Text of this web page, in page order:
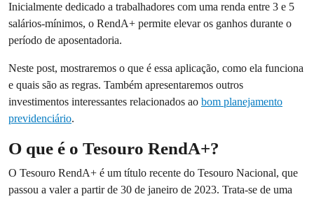
Inicialmente dedicado a trabalhadores com uma renda entre 3 e 5
salários-mínimos, o RendA+ permite elevar os ganhos durante o
período de aposentadoria.
Neste post, mostraremos o que é essa aplicação, como ela funciona
e quais são as regras. Também apresentaremos outros
investimentos interessantes relacionados ao bom planejamento
previdenciário.
O que é o Tesouro RendA+?
O Tesouro RendA+ é um título recente do Tesouro Nacional, que
passou a valer a partir de 30 de janeiro de 2023. Trata-se de uma